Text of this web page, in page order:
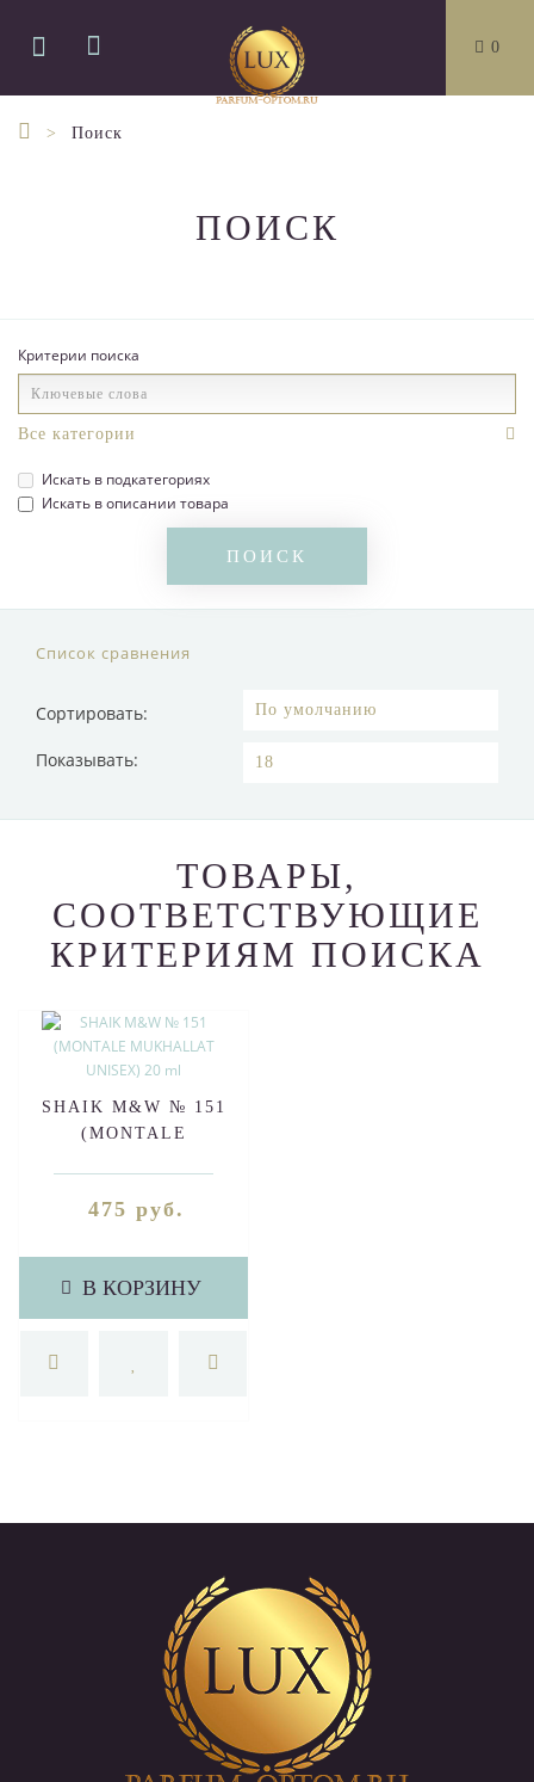
0
Поиск
ПОИСК
Критерии поиска
Искать в подкатегориях
Искать в описании товара
Список сравнения
Сортировать:
Показывать:
ТОВАРЫ,
СООТВЕТСТВУЮЩИЕ
КРИТЕРИЯМ ПОИСКА
SHAIK M&W № 151
(MONTALE
475 руб.
В КОРЗИНУ